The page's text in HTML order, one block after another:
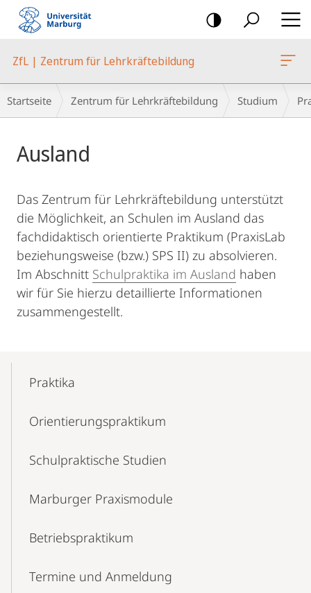
Mobile-
Navigation
ZfL | Zentrum für Lehrkräftebildung
Breadcrumb-
Navigation
Startseite Zentrum für Lehrkräftebildung Studium
Ausland
Das Zentrum für Lehrkräftebildung unterstützt
die Möglichkeit, an Schulen im Ausland das
fachdidaktisch orientierte Praktikum (PraxisLab
beziehungsweise (bzw.) SPS II) zu absolvieren.
Im Abschnitt Schulpraktika im Ausland haben
wir für Sie hierzu detaillierte Informationen
zusammengestellt.
NavigationPraktika
Orientierungs­praktikum
Schulpraktische Studien
Marburger Praxismodule
Betriebs­praktikum
Termine und Anmeldung